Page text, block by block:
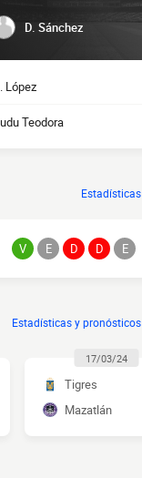
D. Sánchez
López
Teodora
Estadísticas
V E D D E
Estadísticas y pronósticos
17/03/24
Tigres
Mazatlán